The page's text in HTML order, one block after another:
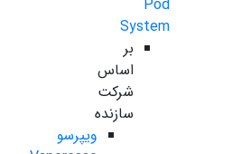
Pod
System
بر
اساس
شرکت
سازنده
ویپرسو